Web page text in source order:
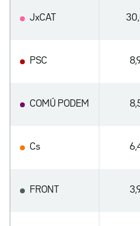
JxCAT
PSC
COMÚ PODEM
Cs
FRONT